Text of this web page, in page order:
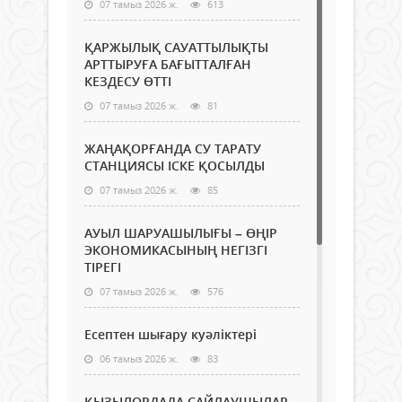
07 тамыз 2026 ж. 613
ҚАРЖЫЛЫҚ САУАТТЫЛЫҚТЫ
АРТТЫРУҒА БАҒЫТТАЛҒАН
КЕЗДЕСУ ӨТТІ
07 тамыз 2026 ж. 81
ЖАҢАҚОРҒАНДА СУ ТАРАТУ
СТАНЦИЯСЫ ІСКЕ ҚОСЫЛДЫ
07 тамыз 2026 ж. 85
АУЫЛ ШАРУАШЫЛЫҒЫ – ӨҢІР
ЭКОНОМИКАСЫНЫҢ НЕГІЗГІ
ТІРЕГІ
07 тамыз 2026 ж. 576
Есептен шығару куәліктері
06 тамыз 2026 ж. 83